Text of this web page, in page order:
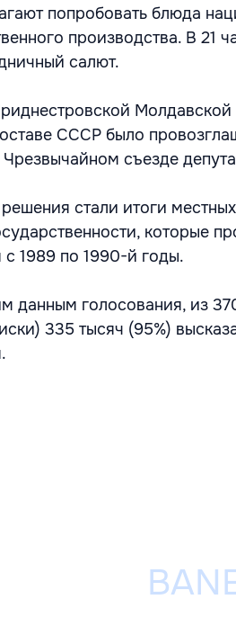
попробовать блюда
производства. В 21
салют.
СССР было
съезде
стали итоги
которые
с 1989 по 1990-й годы.
данным голосования, из
335 тысяч (95%)